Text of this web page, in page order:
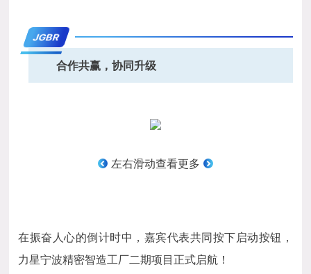
JGBR
合作共赢，协同升级
左右滑动查看更多
在振奋人心的倒计时中，嘉宾代表共同按下启动按钮，
力星宁波精密智造工厂二期项目正式启航！